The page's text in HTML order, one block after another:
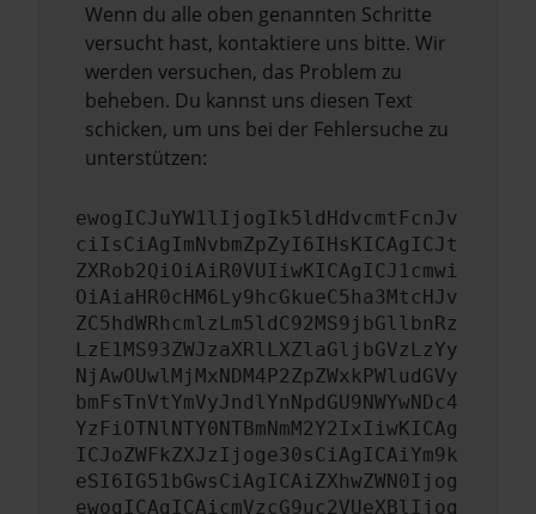
Wenn du alle oben genannten Schritte
versucht hast, kontaktiere uns bitte. Wir
werden versuchen, das Problem zu
beheben. Du kannst uns diesen Text
schicken, um uns bei der Fehlersuche zu
unterstützen:
ewogICJuYW1lIjogIk5ldHdvcmtFcnJv
ciIsCiAgImNvbmZpZyI6IHsKICAgICJt
ZXRob2QiOiAiR0VUIiwKICAgICJ1cmwi
OiAiaHR0cHM6Ly9hcGkueC5ha3MtcHJv
ZC5hdWRhcmlzLm5ldC92MS9jbGllbnRz
LzE1MS93ZWJzaXRlLXZlaGljbGVzLzYy
NjAwOUwlMjMxNDM4P2ZpZWxkPWludGVy
bmFsTnVtYmVyJndlYnNpdGU9NWYwNDc4
YzFiOTNlNTY0NTBmNmM2Y2IxIiwKICAg
ICJoZWFkZXJzIjoge30sCiAgICAiYm9k
eSI6IG51bGwsCiAgICAiZXhwZWN0Ijog
ewogICAgICAicmVzcG9uc2VUeXBlIjog